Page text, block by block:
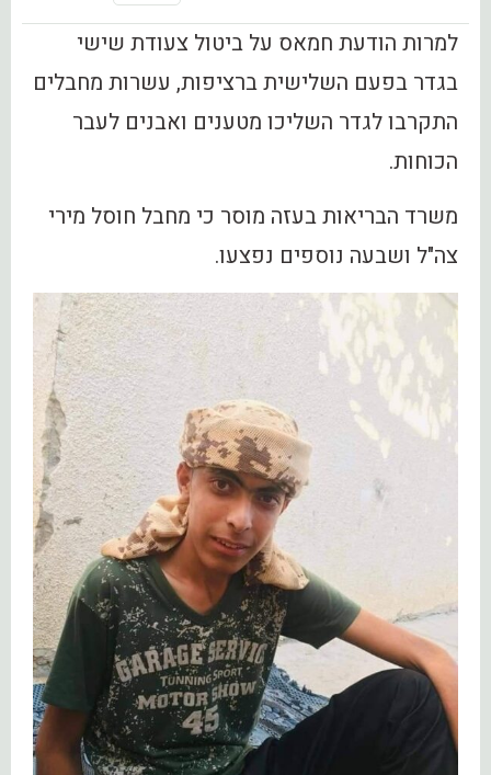
למרות הודעת חמאס על ביטול צעודת שישי
בגדר בפעם השלישית ברציפות, עשרות מחבלים
התקרבו לגדר השליכו מטענים ואבנים לעבר
הכוחות.
משרד הבריאות בעזה מוסר כי מחבל חוסל מירי
צה"ל ושבעה נוספים נפצעו.